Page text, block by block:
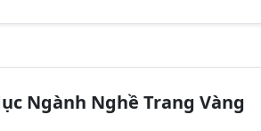
Ngành Nghề Trang Vàng